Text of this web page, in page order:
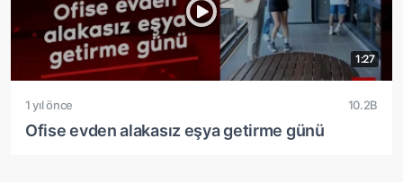
1:27
1 yıl önce 10.2B
Ofise evden alakasız eşya getirme günü